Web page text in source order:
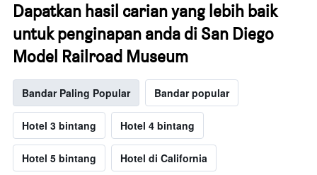
Dapatkan hasil carian yang lebih baik
untuk penginapan anda di San Diego
Model Railroad Museum
Bandar Paling Popular Bandar popular
Hotel 3 bintang Hotel 4 bintang
Hotel 5 bintang Hotel di California